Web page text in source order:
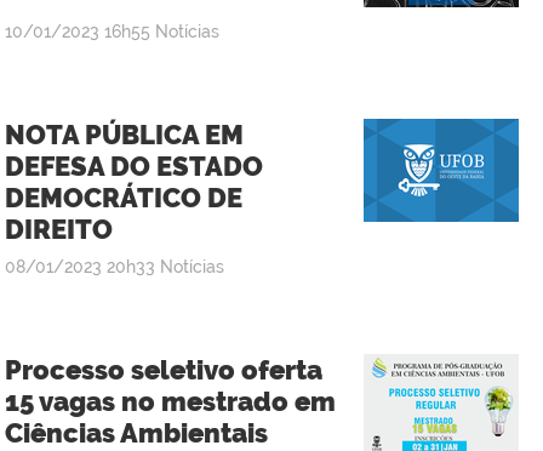
publicado
10/01/2023 16h55 Notícias
NOTA PÚBLICA EM
DEFESA DO ESTADO
DEMOCRÁTICO DE
DIREITO
publicado
08/01/2023 20h33 Notícias
Processo seletivo oferta
15 vagas no mestrado em
Ciências Ambientais